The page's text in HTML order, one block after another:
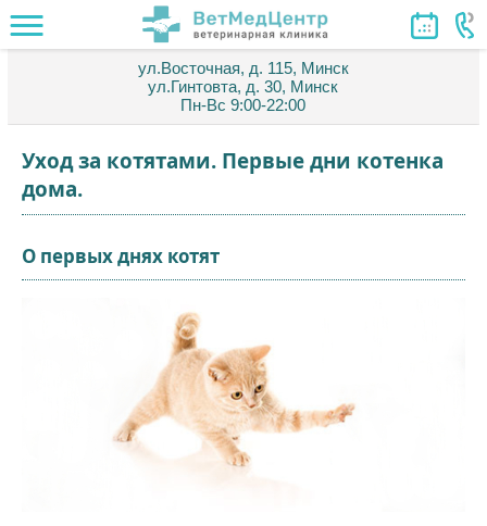
ул.Восточная, д. 115, Минск
ул.Гинтовта, д. 30, Минск
Пн-Вс 9:00-22:00
Уход за котятами. Первые дни котенка
дома.
О первых днях котят